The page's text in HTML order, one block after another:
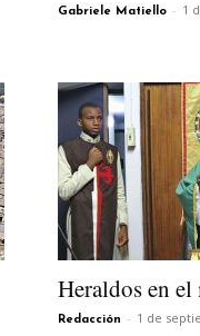
Gabriele Matiello - 1
Heraldos en
Redacción - 1 de